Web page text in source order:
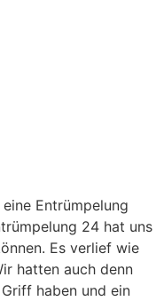
Entrümpelung
24 hat uns
Es verlief wie
hatten auch denn
haben und ein